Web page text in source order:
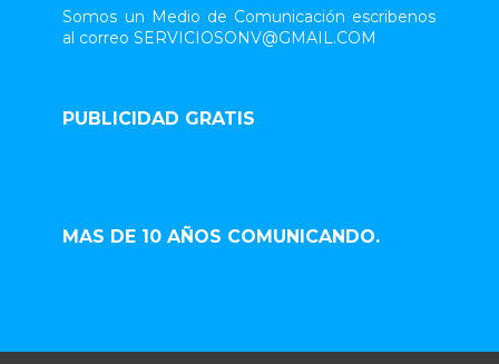
Somos un Medio de Comunicación escribenos
al correo SERVICIOSONV@GMAIL.COM
PUBLICIDAD GRATIS
MAS DE 10 AÑOS COMUNICANDO.